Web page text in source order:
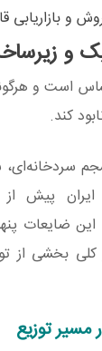
و بازاریابی
است و
کند.
ایران پیش
ضایعات
کلی بخشی از
توزیع